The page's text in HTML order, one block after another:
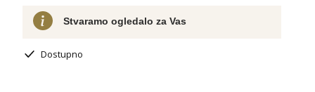
Stvaramo ogledalo za Vas
Dostupno